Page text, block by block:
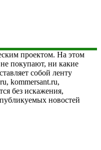
проектом. На этом
покупают, ни какие
собой ленту
kommersant.ru,
без искажения,
публикуемых новостей